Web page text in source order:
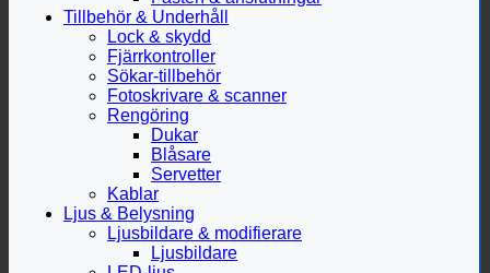
Tillbehör & Underhåll
Lock & skydd
Fjärrkontroller
Sökar-tillbehör
Fotoskrivare & scanner
Rengöring
Dukar
Blåsare
Servetter
Kablar
Ljus & Belysning
Ljusbildare & modifierare
Ljusbildare